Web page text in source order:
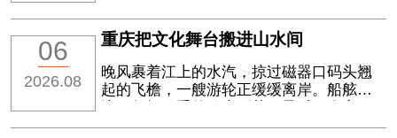
06
2026.08
重庆把文化舞台搬进山水间
晚风裹着江上的水汽，掠过磁器口码头翘
起的飞檐，一艘游轮正缓缓离岸。船舷
符，岸上的行人纷纷驻足